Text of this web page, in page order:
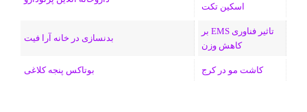
اسکین تکت
تاثیر فناوری EMS بر
کاهش وزن
بدنسازی در خانه آرا فیت
کاشت مو در کرج بوتاکس پنجه کلاغی